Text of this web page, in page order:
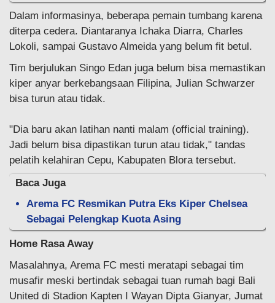
Dalam informasinya, beberapa pemain tumbang karena
diterpa cedera. Diantaranya Ichaka Diarra, Charles
Lokoli, sampai Gustavo Almeida yang belum fit betul.
Tim berjulukan Singo Edan juga belum bisa memastikan
kiper anyar berkebangsaan Filipina, Julian Schwarzer
bisa turun atau tidak.
"Dia baru akan latihan nanti malam (official training).
Jadi belum bisa dipastikan turun atau tidak," tandas
pelatih kelahiran Cepu, Kabupaten Blora tersebut.
Baca Juga
Arema FC Resmikan Putra Eks Kiper Chelsea
Sebagai Pelengkap Kuota Asing
Home Rasa Away
Masalahnya, Arema FC mesti meratapi sebagai tim
musafir meski bertindak sebagai tuan rumah bagi Bali
United di Stadion Kapten I Wayan Dipta Gianyar, Jumat